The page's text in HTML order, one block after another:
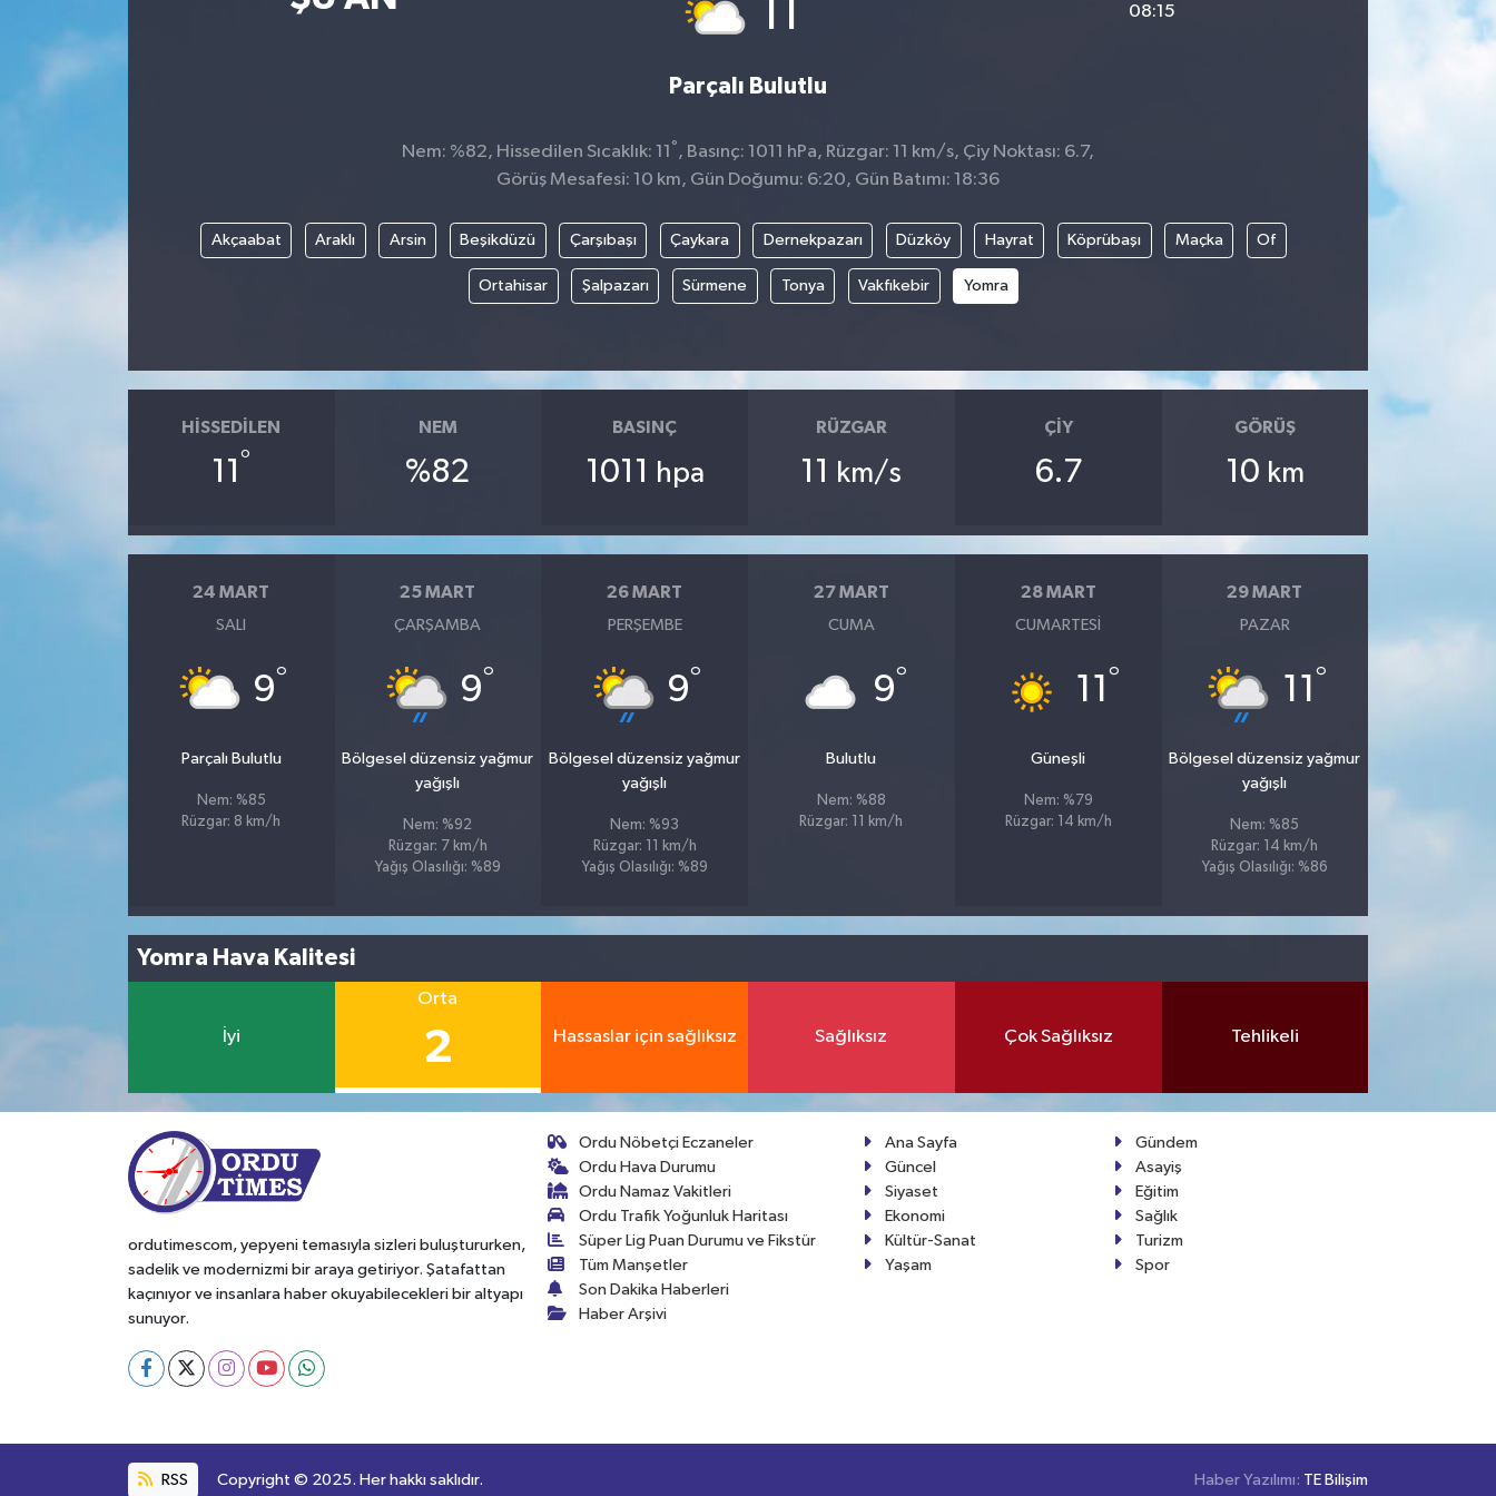
11
Parçalı Bulutlu
08:15
Nem: %82, Hissedilen Sıcaklık: 11 ° , Basınç: 1011 hPa, Rüzgar: 11 km/s, Çiy Noktası: 6.7,
Görüş Mesafesi: 10 km, Gün Doğumu: 6:20, Gün Batımı: 18:36
Akçaabat Araklı Arsin Beşikdüzü Çarşıbaşı Çaykara Dernekpazarı Düzköy Hayrat Köprübaşı Maçka Of
Ortahisar Şalpazarı Sürmene Tonya Vakfıkebir Yomra
HISSEDILEN
11 °
NEM
%82
BASINÇ
1011 hpa
RÜZGAR
11 km/s
ÇIY
6.7
GÖRÜŞ
10 km
24 MART
SALI
9°
Parçalı Bulutlu
Nem: %85
Rüzgar: 8 km/h
25 MART
ÇARŞAMBA
9°
Bölgesel düzensiz yağmur
yağışlı
Nem: %92
Rüzgar: 7 km/h
Yağış Olasılığı: %89
26 MART
PERŞEMBE
9°
Bölgesel düzensiz yağmur
yağışlı
Nem: %93
Rüzgar: 11 km/h
Yağış Olasılığı: %89
27 MART
CUMA
9°
Bulutlu
Nem: %88
Rüzgar: 11 km/h
28 MART
CUMARTESI
11 °
Güneşli
Nem: %79
Rüzgar: 14 km/h
29 MART
PAZAR
11 °
Bölgesel düzensiz yağmur
yağışlı
Nem: %85
Rüzgar: 14 km/h
Yağış Olasılığı: %86
Yomra Hava Kalitesi
İyi
Orta
2 Hassaslar için sağlıksız Sağlıksız Çok Sağlıksız Tehlikeli
ordutimescom, yepyeni temasıyla sizleri buluştururken,
sadelik ve modernizmi bir araya getiriyor. Şatafattan
kaçınıyor ve insanlara haber okuyabilecekleri bir altyapı
sunuyor.
Ordu Nöbetçi Eczaneler
Ordu Hava Durumu
Ordu Namaz Vakitleri
Ordu Trafik Yoğunluk Haritası
Süper Lig Puan Durumu ve Fikstür
Tüm Manşetler
Son Dakika Haberleri
Haber Arşivi
Ana Sayfa
Gündem
Güncel
Asayiş
Siyaset
Eğitim
Ekonomi
Sağlık
Kültür-Sanat
Turizm
Yaşam
Spor
RSS Copyright © 2025. Her hakkı saklıdır. Haber Yazılımı: TE Bilişim
Kültür-Sanat